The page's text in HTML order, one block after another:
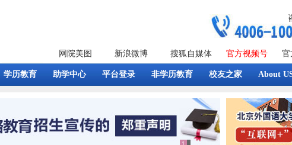
网院美图 新浪微博 搜狐自媒体 官方视频号 官
学历教育 助学中心 平台登录 非学历教育 校友之家 About